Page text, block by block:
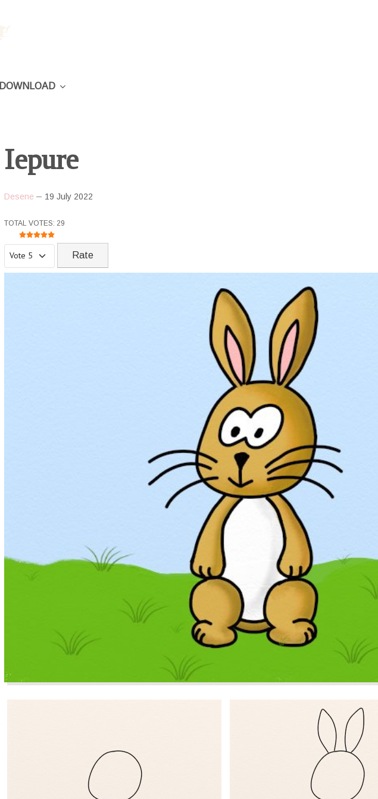
DOWNLOAD
Iepure
Desene 19 July 2022
USER RATING: 5/
TOTAL VOTES: 29